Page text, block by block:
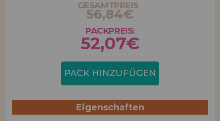
GESAMTPREIS
56,84€
PACKPREIS:
52,07€
PACK HINZUFÜGEN
Eigenschaften